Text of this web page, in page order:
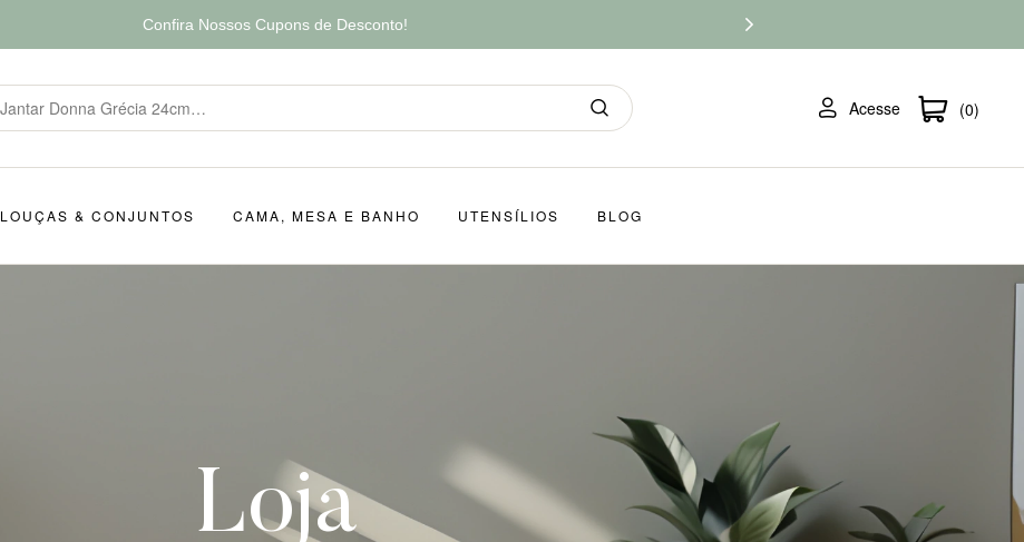
Confira Nossos Cupons de Desconto!
Acesse (0)
LOUÇAS & CONJUNTOS CAMA, MESA E BANHO UTENSÍLIOS BLOG
Loja